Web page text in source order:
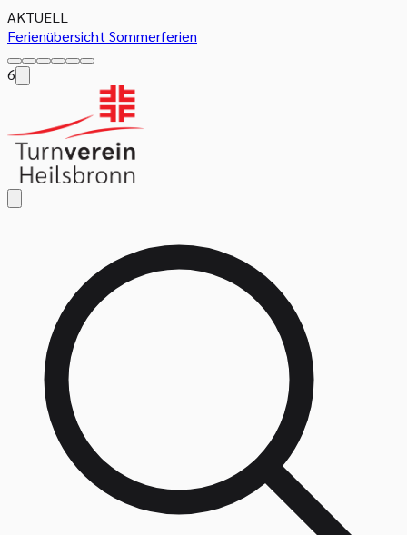
AKTUELL
Ferienübersicht Sommerferien
6